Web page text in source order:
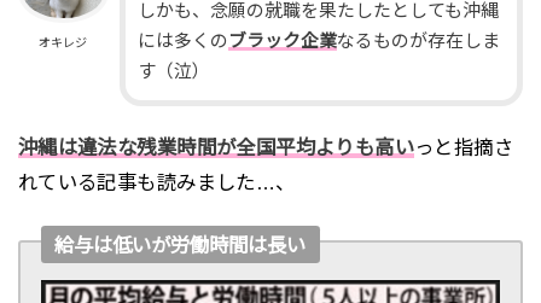
オキレジ
しかも、念願の就職を果たしたとしても沖縄
には多くの ブラック企業なるものが存在しま
す（泣）
沖縄は違法な残業時間が全国平均よりも高いっと指摘さ
れている記事も読みました…、
給与は低いが労働時間は長い